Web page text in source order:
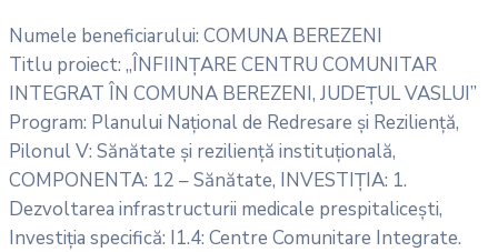
Numele beneficiarului: COMUNA BEREZENI
Titlu proiect: „ÎNFIINȚARE CENTRU COMUNITAR
INTEGRAT ÎN COMUNA BEREZENI, JUDEȚUL VASLUI”
Program: Planului Național de Redresare și Reziliență,
Pilonul V: Sănătate și reziliență instituțională,
COMPONENTA: 12 – Sănătate, INVESTIȚIA: 1.
Dezvoltarea infrastructurii medicale prespitalicești,
Investiția specifică: I1.4: Centre Comunitare Integrate.